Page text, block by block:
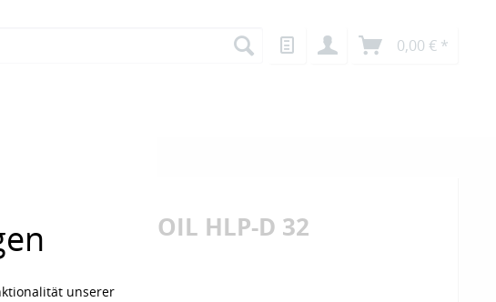
unserer
0,00 € *
HYDRAULIC OIL HLP-D 32
€ * (4,20 € / 1 Liter)